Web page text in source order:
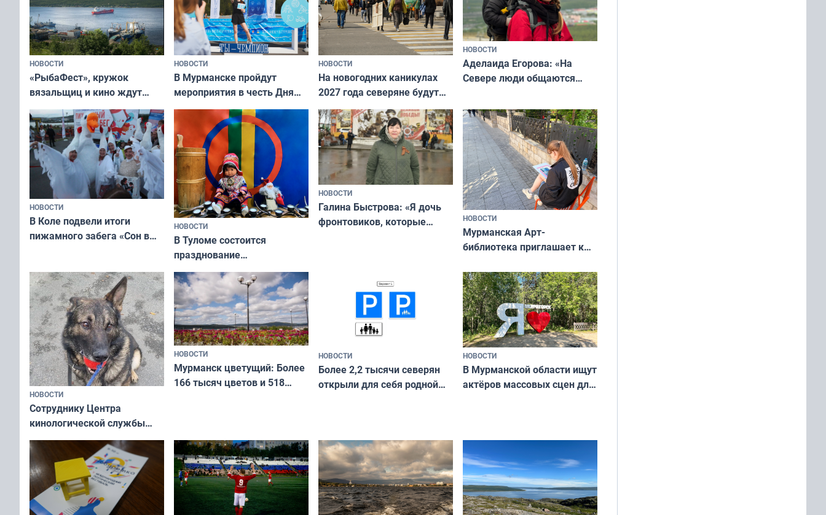
НОВОСТИ
«РыбаФест», кружок
вязальщиц и кино ждут
мурманчан в эти выходные
НОВОСТИ
В Мурманске пройдут
мероприятия в честь Дня
физкультурника
НОВОСТИ
На новогодних каникулах
2027 года северяне будут
отдыхать 11 дней
НОВОСТИ
Аделаида Егорова: «На
Севере люди общаются
а потому что
ты им интересен»
НОВОСТИ
В Коле подвели итоги
пижамного забега «Сон в
НОВОСТИ
В Туломе состоится
празднование
Международного дня
коренных народов мира
НОВОСТИ
Галина Быстрова: «Я дочь
фронтовиков, которые
НОВОСТИ
Мурманская Арт-
библиотека приглашает к
и фотографов
НОВОСТИ
Сотруднику Центра
кинологической службы
ищут новый дом
НОВОСТИ
Мурманск цветущий: Более
166 тысяч цветов и 518
НОВОСТИ
Более 2,2 тысячи северян
открыли для себя родной
НОВОСТИ
В Мурманской области ищут
актёров массовых сцен для